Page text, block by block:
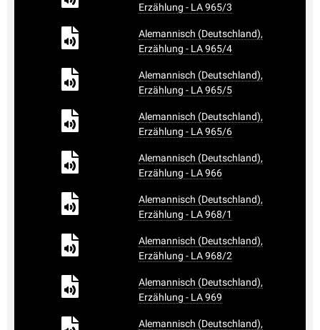
Erzählung - LA 965/3
Alemannisch (Deutschland),
Erzählung - LA 965/4
Alemannisch (Deutschland),
Erzählung - LA 965/5
Alemannisch (Deutschland),
Erzählung - LA 965/6
Alemannisch (Deutschland),
Erzählung - LA 966
Alemannisch (Deutschland),
Erzählung - LA 968/1
Alemannisch (Deutschland),
Erzählung - LA 968/2
Alemannisch (Deutschland),
Erzählung - LA 969
Alemannisch (Deutschland),